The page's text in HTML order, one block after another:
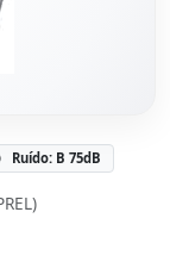
Ruído: B 75dB